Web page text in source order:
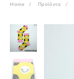
Home Προϊόντα